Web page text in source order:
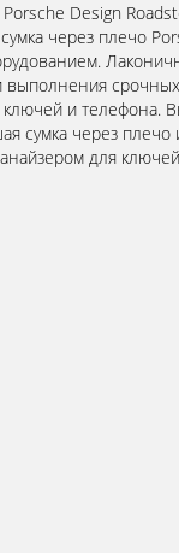
Design
через плечо
и телефона.
сумка через
для